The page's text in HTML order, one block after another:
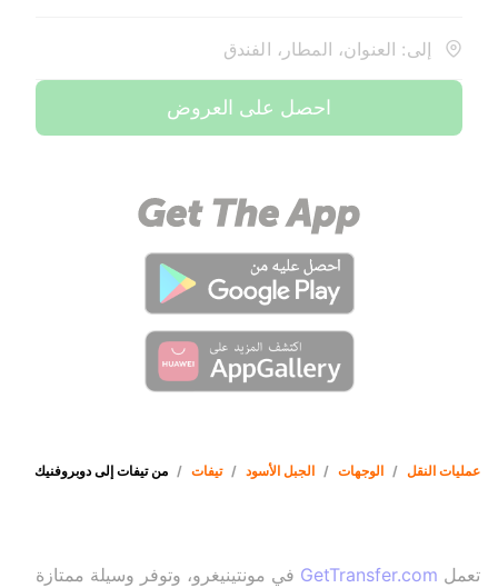
إلى: العنوان، المطار، الفندق
احصل على العروض
عمليات النقل / الوجهات / الجبل الأسود / تيفات / من تيفات إلى دوبروفنيك
تعمل GetTransfer.com في مونتينيغرو، وتوفر وسيلة ممتازة